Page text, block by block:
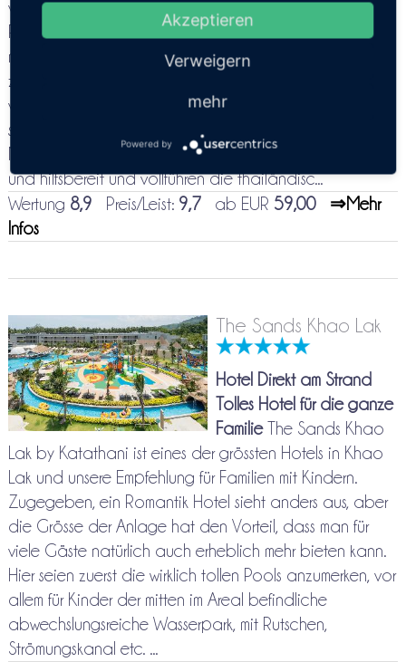
von Khao Lak liegt das sehr schöne Khaolak Laguna
Resort inmitten von viel Grün und begeistert mit seinem
magischen Thai Stil, der sich durch die gesamte Anlage
zieht. Alles ist sehr sauber, sehr gepflegt und durch die
vielen verwendeten natürlichen Baumaterialien und die
sehr gepflegte Gartenanlage, sehr gemütlich. Die
Mitarbeiter des Laguna Resorts sind sehr aufmerksam
und hilfsbereit und vollführen die thailändisc...
Wertung 8,9 Preis/Leist: 9,7ab EUR 59,00
⇒Mehr
Infos
The Sands Khao Lak
Hotel Direkt am Strand
Tolles Hotel für die ganze
FamilieThe Sands Khao
Lak by Katathani ist eines der grössten Hotels in Khao
Lak und unsere Empfehlung für Familien mit Kindern.
Zugegeben, ein Romantik Hotel sieht anders aus, aber
die Grösse der Anlage hat den Vorteil, dass man für
viele Gäste natürlich auch erheblich mehr bieten kann.
Hier seien zuerst die wirklich tollen Pools anzumerken, vor
allem für Kinder der mitten im Areal befindliche
abwechslungsreiche Wasserpark, mit Rutschen,
Strömungskanal etc. ...
Akzeptieren
Verweigern
mehr
Powered by